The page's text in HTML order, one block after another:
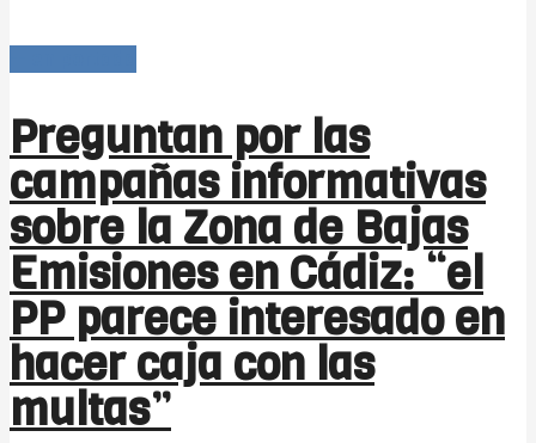
Preguntan por las
campañas informativas
sobre la Zona de Bajas
Emisiones en Cádiz: “el
PP parece interesado en
hacer caja con las
multas”